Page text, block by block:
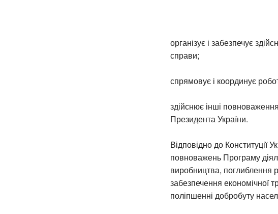
організує і забезпечує
справи;
спрямовує і координує
здійснює інші
Президента України.
Відповідно до Конституції
повноважень Програму
виробництва, поглиблення
забезпечення економічної
поліпшенні добробуту